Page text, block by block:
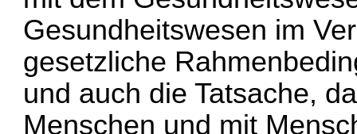
Gesundheitswesen im
gesetzliche
und auch die Tatsache,
Menschen und mit